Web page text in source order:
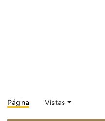
Página Vistas